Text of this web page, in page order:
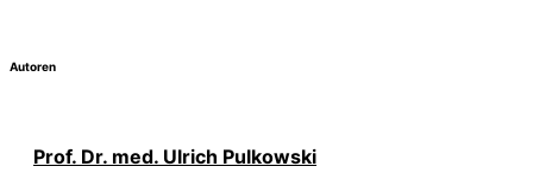
Autoren
Prof. Dr. med. Ulrich Pulkowski